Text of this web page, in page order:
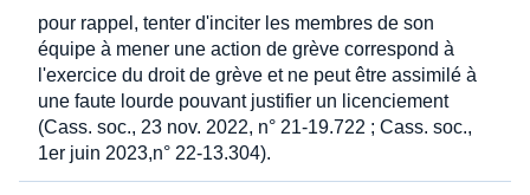
pour rappel, tenter d'inciter les membres de son
équipe à mener une action de grève correspond à
l'exercice du droit de grève et ne peut être assimilé à
une faute lourde pouvant justifier un licenciement
(Cass. soc., 23 nov. 2022, n° 21-19.722 ; Cass. soc.,
1er juin 2023,n° 22-13.304).